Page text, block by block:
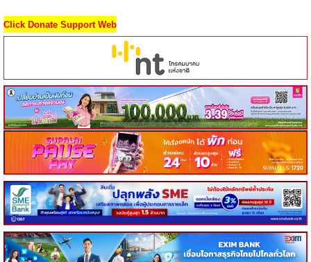
Click Donate Support Web